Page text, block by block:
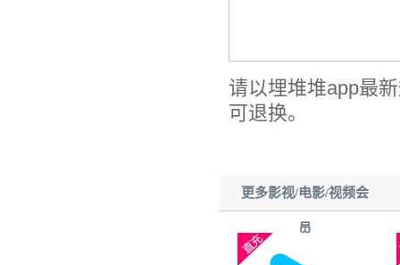
请以埋堆堆app最
可退换。
更多影视/电影/视频会
员